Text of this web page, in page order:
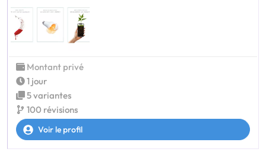
Montant privé
1 jour
5 variantes
100 révisions
Voir le profil